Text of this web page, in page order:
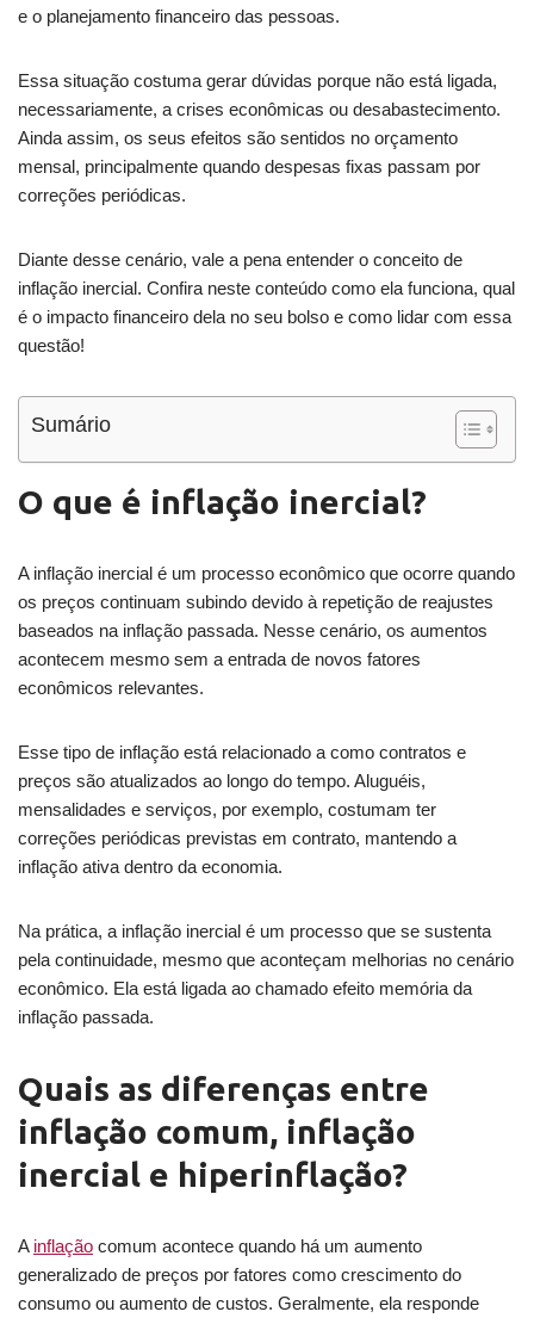
e o planejamento financeiro das pessoas.
Essa situação costuma gerar dúvidas porque não está ligada,
necessariamente, a crises econômicas ou desabastecimento.
Ainda assim, os seus efeitos são sentidos no orçamento
mensal, principalmente quando despesas fixas passam por
correções periódicas.
Diante desse cenário, vale a pena entender o conceito de
inflação inercial. Confira neste conteúdo como ela funciona, qual
é o impacto financeiro dela no seu bolso e como lidar com essa
questão!
Sumário
O que é inflação inercial?
A inflação inercial é um processo econômico que ocorre quando
os preços continuam subindo devido à repetição de reajustes
baseados na inflação passada. Nesse cenário, os aumentos
acontecem mesmo sem a entrada de novos fatores
econômicos relevantes.
Esse tipo de inflação está relacionado a como contratos e
preços são atualizados ao longo do tempo. Aluguéis,
mensalidades e serviços, por exemplo, costumam ter
correções periódicas previstas em contrato, mantendo a
inflação ativa dentro da economia.
Na prática, a inflação inercial é um processo que se sustenta
pela continuidade, mesmo que aconteçam melhorias no cenário
econômico. Ela está ligada ao chamado efeito memória da
inflação passada.
Quais as diferenças entre
inflação comum, inflação
inercial e hiperinflação?
A inflação comum acontece quando há um aumento
generalizado de preços por fatores como crescimento do
consumo ou aumento de custos. Geralmente, ela responde